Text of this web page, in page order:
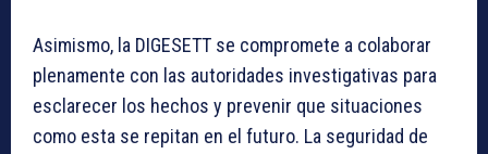
Asimismo, la DIGESETT se compromete a colaborar
plenamente con las autoridades investigativas para
esclarecer los hechos y prevenir que situaciones
como esta se repitan en el futuro. La seguridad de